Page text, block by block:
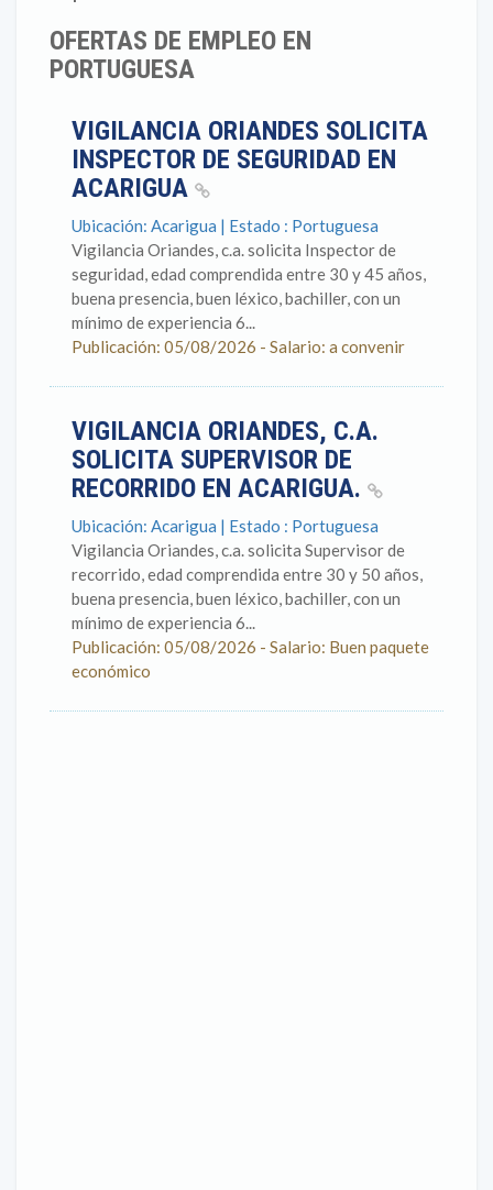
OFERTAS DE EMPLEO EN
PORTUGUESA
VIGILANCIA ORIANDES SOLICITA
INSPECTOR DE SEGURIDAD EN
ACARIGUA
Ubicación: Acarigua | Estado : Portuguesa
Vigilancia Oriandes, c.a. solicita Inspector de
seguridad, edad comprendida entre 30 y 45 años,
buena presencia, buen léxico, bachiller, con un
mínimo de experiencia 6...
Publicación: 05/08/2026 - Salario: a convenir
VIGILANCIA ORIANDES, C.A.
SOLICITA SUPERVISOR DE
RECORRIDO EN ACARIGUA.
Ubicación: Acarigua | Estado : Portuguesa
Vigilancia Oriandes, c.a. solicita Supervisor de
recorrido, edad comprendida entre 30 y 50 años,
buena presencia, buen léxico, bachiller, con un
mínimo de experiencia 6...
Publicación: 05/08/2026 - Salario: Buen paquete
económico